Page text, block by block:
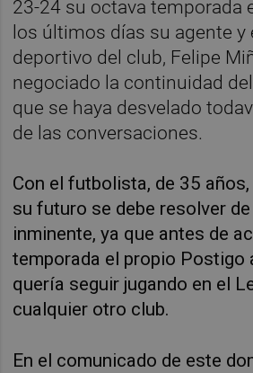
23-24 su octava temporada
los últimos días su agente y
deportivo del club, Felipe
negociado la continuidad
que se haya desvelado
de las conversaciones.
Con el futbolista, de 35
su futuro se debe resolver
inminente, ya que antes de
temporada el propio Postigo
quería seguir jugando en el
cualquier otro club.
En el comunicado de este